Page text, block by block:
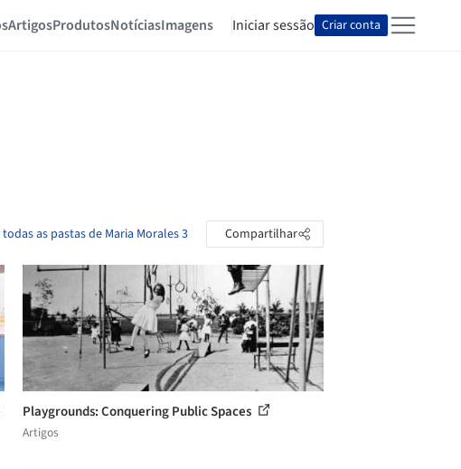
ArtigosProdutosNotíciasImagens Iniciar sessão Criar conta
todas as pastas de Maria Morales 3 Compartilhar
Playgrounds: Conquering Public Spaces
Artigos